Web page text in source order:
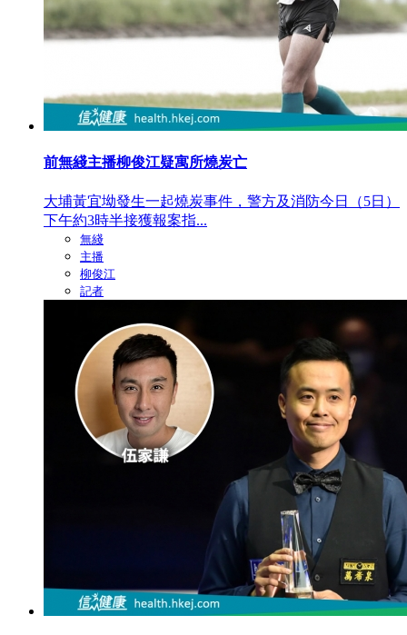
前無綫主播柳俊江疑寓所燒炭亡
大埔黃宜坳發生一起燒炭事件，警方及消防今日（5日）
下午約3時半接獲報案指...
無綫
主播
柳俊江
記者